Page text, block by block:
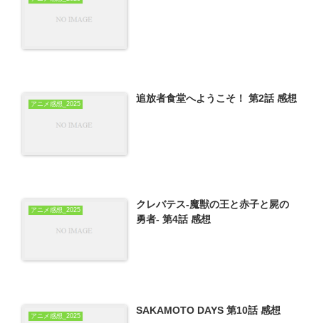
アニメ感想_2025 追放者食堂へようこそ！ 第2話 感想
アニメ感想_2025
クレバテス-魔獣の王と赤子と屍の
勇者- 第4話 感想
アニメ感想_2025 SAKAMOTO DAYS 第10話 感想